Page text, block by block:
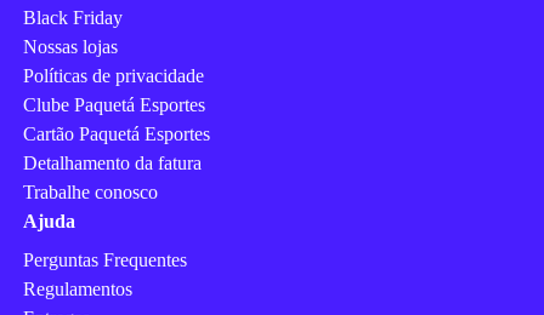
Black Friday
Nossas lojas
Políticas de privacidade
Clube Paquetá Esportes
Cartão Paquetá Esportes
Detalhamento da fatura
Trabalhe conosco
Ajuda
Perguntas Frequentes
Regulamentos